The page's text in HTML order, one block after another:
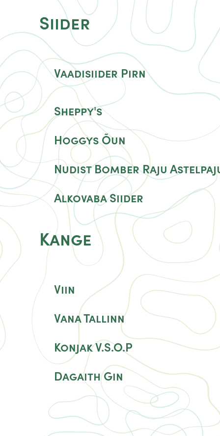
Siider
Vaadisiider Pirn
Sheppy's
Hoggys Õun
Nudist Bomber Raju
Alkovaba Siider
Kange
Viin
Vana Tallinn
Konjak V.S.O.P
Dagaith Gin